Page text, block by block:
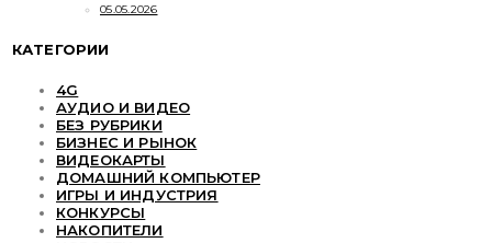
05.05.2026
КАТЕГОРИИ
4G
АУДИО И ВИДЕО
БЕЗ РУБРИКИ
БИЗНЕС И РЫНОК
ВИДЕОКАРТЫ
ДОМАШНИЙ КОМПЬЮТЕР
ИГРЫ И ИНДУСТРИЯ
КОНКУРСЫ
НАКОПИТЕЛИ